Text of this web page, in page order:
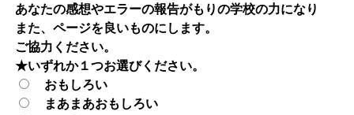
あなたの感想やエラーの報告がもりの学校の力になり
また、ページを良いものにします。
ご協力ください。
★いずれか１つお選びください。
おもしろい
まあまあおもしろい